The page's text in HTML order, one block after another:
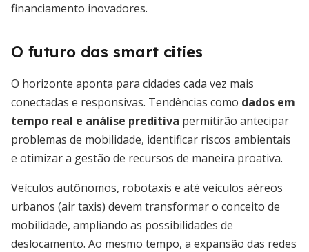
financiamento inovadores.
O futuro das smart cities
O horizonte aponta para cidades cada vez mais
conectadas e responsivas. Tendências como dados em
tempo real e análise preditiva permitirão antecipar
problemas de mobilidade, identificar riscos ambientais
e otimizar a gestão de recursos de maneira proativa.
Veículos autônomos, robotaxis e até veículos aéreos
urbanos (air taxis) devem transformar o conceito de
mobilidade, ampliando as possibilidades de
deslocamento. Ao mesmo tempo, a expansão das redes